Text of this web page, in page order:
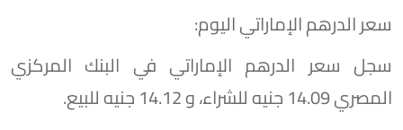
سعر الدرهم الإماراتي اليوم:
سجل سعر الدرهم الإماراتي في البنك المركزي
المصري 14.09 جنيه للشراء، و 14.12 جنيه للبيع.